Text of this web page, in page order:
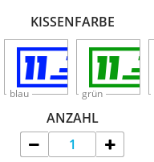
KISSENFARBE
blau grün
ANZAHL